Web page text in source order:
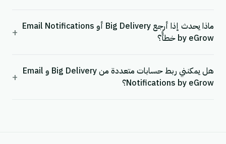
ماذا يحدث إذا أرجع Big Delivery أو Email Notifications
by eGrow خطأً؟
+
هل يمكنني ربط حسابات متعددة من Big Delivery و Email
Notifications by eGrow؟
+